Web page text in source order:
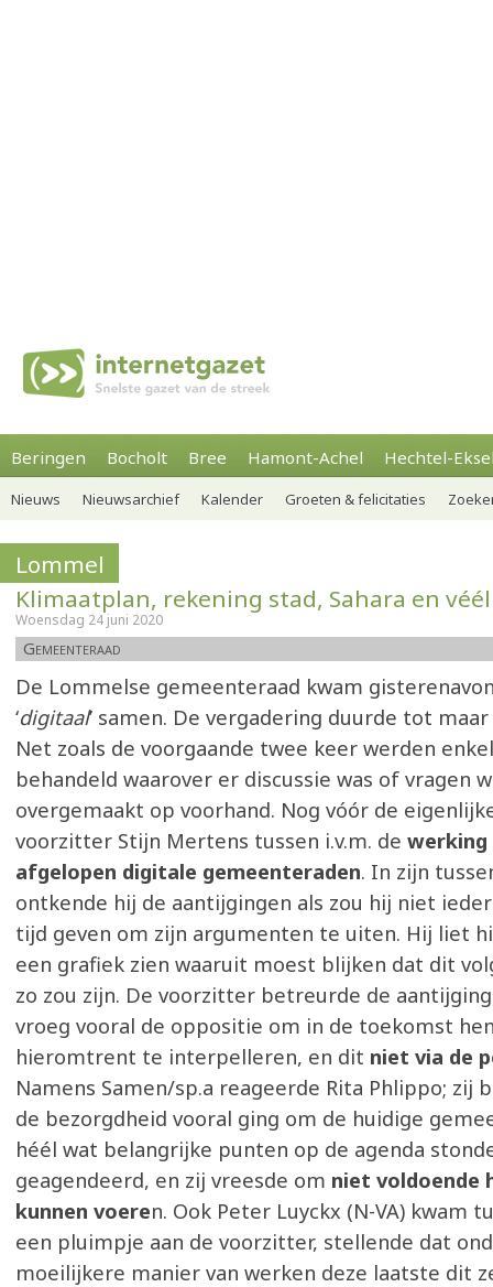
Beringen Bocholt Bree Hamont-Achel Hechtel-
Nieuws Nieuwsarchief Kalender Groeten & felicitaties
Lommel
Klimaatplan, rekening stad, Sahara en
Woensdag 24 juni 2020
Gemeenteraad
De Lommelse gemeenteraad kwam
‘digitaal’ samen. De vergadering duurde tot
Net zoals de voorgaande twee keer werden
behandeld waarover er discussie was of vragen
overgemaakt op voorhand. Nog vóór de
voorzitter Stijn Mertens tussen i.v.m. de werking
afgelopen digitale gemeenteraden. In zijn
ontkende hij de aantijgingen als zou hij niet
tijd geven om zijn argumenten te uiten. Hij liet
een grafiek zien waaruit moest blijken dat dit
zo zou zijn. De voorzitter betreurde de
vroeg vooral de oppositie om in de toekomst
hieromtrent te interpelleren, en dit niet via de
Namens Samen/sp.a reageerde Rita Phlippo; zij
de bezorgdheid vooral ging om de huidige
héél wat belangrijke punten op de agenda
geagendeerd, en zij vreesde om niet voldoende
kunnen voeren. Ook Peter Luyckx (N-VA) kwam
een pluimpje aan de voorzitter, stellende dat
moeilijkere manier van werken deze laatste dit